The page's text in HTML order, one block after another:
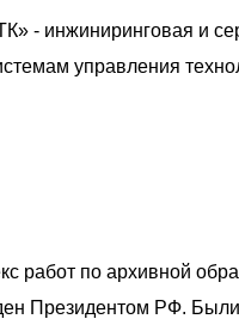
- инжиниринговая и
управления
работ по архивной
Президентом РФ.